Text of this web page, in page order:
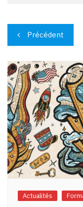
Navigation
de
l’article
Précédent
Actualités